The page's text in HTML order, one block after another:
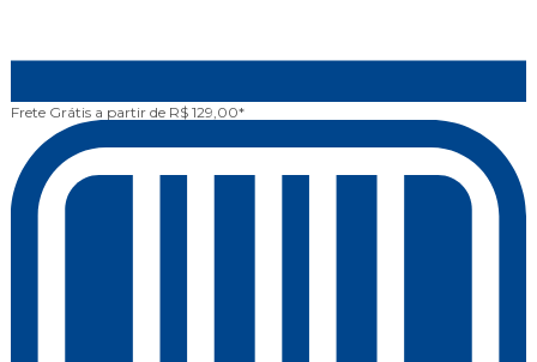
Frete Grátis a partir de R$ 129,00*